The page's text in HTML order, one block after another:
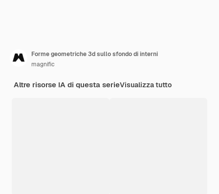
Forme geometriche 3d sullo sfondo di interni
magnific
Altre risorse IA di questa serieVisualizza tutto